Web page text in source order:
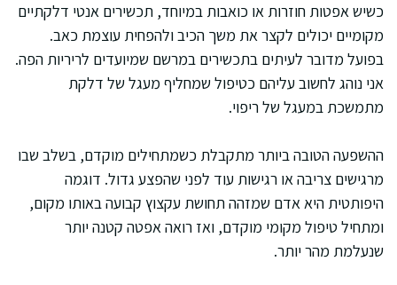
כשיש אפטות חוזרות או כואבות במיוחד, תכשירים אנטי דלקתיים
מקומיים יכולים לקצר את משך הכיב ולהפחית עוצמת כאב.
בפועל מדובר לעיתים בתכשירים במרשם שמיועדים לריריות הפה.
אני נוהג לחשוב עליהם כטיפול שמחליף מעגל של דלקת
מתמשכת במעגל של ריפוי.
ההשפעה הטובה ביותר מתקבלת כשמתחילים מוקדם, בשלב שבו
מרגישים צריבה או רגישות עוד לפני שהפצע גדול. דוגמה
היפותטית היא אדם שמזהה תחושת עקצוץ קבועה באותו מקום,
ומתחיל טיפול מקומי מוקדם, ואז רואה אפטה קטנה יותר
שנעלמת מהר יותר.